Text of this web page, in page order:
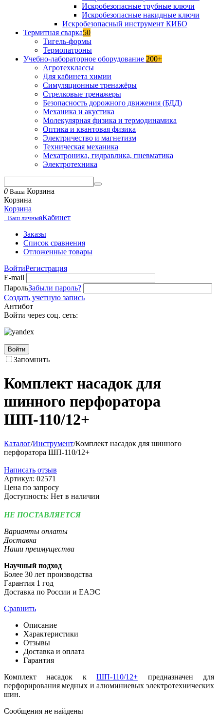
Искробезопасные трубные ключи
Искробезопасные накидные ключи
Искробезопасный инструмент КИБО
Термитная сварка50
Тигель-формы
Термопатроны
Учебно-лабораторное оборудование 200+
Агротехклассы
Для кабинета химии
Симуляционные тренажёры
Стрелковые тренажеры
Безопасность дорожного движения (БДД)
Механика и акустика
Молекулярная физика и термодинамика
Оптика и квантовая физика
Электричество и магнетизм
Техническая механика
Мехатроника, гидравлика, пневматика
Электротехника
0 Ваша Корзина
Корзина
Корзина
Ваш личныйКабинет
Заказы
Список сравнения
Отложенные товары
ВойтиРегистрация
E-mail
ПарольЗабыли пароль?
Создать учетную запись
Антибот
Войти через соц. сеть:
Войти
Запомнить
Комплект насадок для
шинного перфоратора
ШП-110/12+
Каталог/Инструмент/Комплект насадок для шинного
перфоратора ШП-110/12+
Написать отзыв
Артикул: 02571
Цена по запросу
Доступность: Нет в наличии
НЕ ПОСТАВЛЯЕТСЯ
Варианты оплаты
Доставка
Наши преимущества
Научный подход
Более 30 лет производства
Гарантия 1 год
Доставка по России и ЕАЭС
Сравнить
Описание
Характеристики
Отзывы
Доставка и оплата
Гарантия
Комплект насадок кШП-110/12+ предназначен для
перфорирования медных и алюминиевых электротехнических
шин.
Сообщения не найдены